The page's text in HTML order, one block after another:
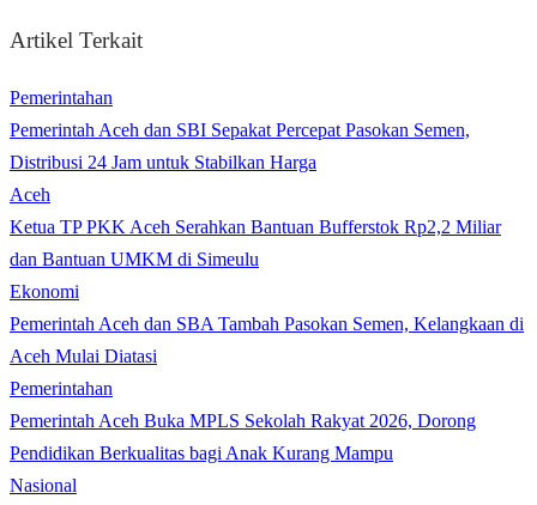
Artikel Terkait
Pemerintahan
Pemerintah Aceh dan SBI Sepakat Percepat Pasokan Semen,
Distribusi 24 Jam untuk Stabilkan Harga
Aceh
Ketua TP PKK Aceh Serahkan Bantuan Bufferstok Rp2,2 Miliar
dan Bantuan UMKM di Simeulu
Ekonomi
Pemerintah Aceh dan SBA Tambah Pasokan Semen, Kelangkaan di
Aceh Mulai Diatasi
Pemerintahan
Pemerintah Aceh Buka MPLS Sekolah Rakyat 2026, Dorong
Pendidikan Berkualitas bagi Anak Kurang Mampu
Nasional